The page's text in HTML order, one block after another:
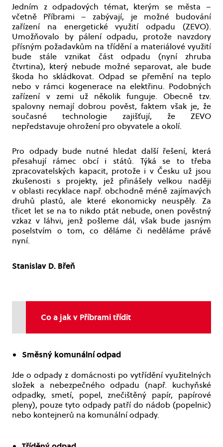
Jedním z odpadových témat, kterým se města –
včetně Příbrami – zabývají, je možné budování
zařízení na energetické využití odpadu (ZEVO).
Umožňovalo by pálení odpadu, protože navzdory
přísným požadavkům na třídění a materiálové využití
bude stále vznikat část odpadu (nyní zhruba
čtvrtina), který nebude možné separovat, ale bude
škoda ho skládkovat. Odpad se přemění na teplo
nebo v rámci kogenerace na elektřinu. Podobných
zařízení v zemi už několik funguje. Obecně tzv.
spalovny nemají dobrou pověst, faktem však je, že
současné technologie zajišťují, že ZEVO
nepředstavuje ohrožení pro obyvatele a okolí.
Pro odpady bude nutné hledat další řešení, která
přesahují rámec obcí i států. Týká se to třeba
zpracovatelských kapacit, protože i v Česku už jsou
zkušenosti s projekty, jež přinášely velkou naději
v oblasti recyklace např. obchodně méně zajímavých
druhů plastů, ale které ekonomicky neuspěly. Za
třicet let se na to nikdo ptát nebude, onen pověstný
vzkaz v láhvi, jenž pošleme dál, však bude jasným
poselstvím o tom, co děláme či neděláme právě
nyní.
Stanislav D. Břeň
Co a jak v Příbrami třídit
Směsný komunální odpad
Jde o odpady z domácnosti po vytřídění využitelných
složek a nebezpečného odpadu (např. kuchyňské
odpadky, smetí, popel, znečištěný papír, papírové
pleny), pouze tyto odpady patří do nádob (popelnic)
nebo kontejnerů na komunální odpady.